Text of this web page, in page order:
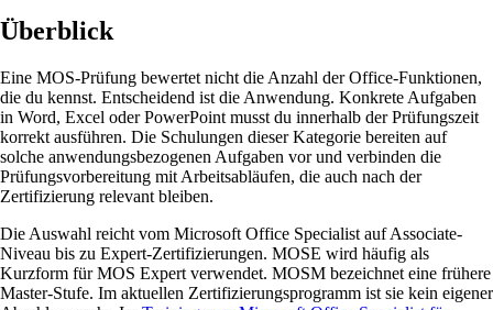
Überblick
Eine MOS-Prüfung bewertet nicht die Anzahl der Office-Funktionen,
die du kennst. Entscheidend ist die Anwendung. Konkrete Aufgaben
in Word, Excel oder PowerPoint musst du innerhalb der Prüfungszeit
korrekt ausführen. Die Schulungen dieser Kategorie bereiten auf
solche anwendungsbezogenen Aufgaben vor und verbinden die
Prüfungsvorbereitung mit Arbeitsabläufen, die auch nach der
Zertifizierung relevant bleiben.
Die Auswahl reicht vom Microsoft Office Specialist auf Associate-
Niveau bis zu Expert-Zertifizierungen. MOSE wird häufig als
Kurzform für MOS Expert verwendet. MOSM bezeichnet eine frühere
Master-Stufe. Im aktuellen Zertifizierungsprogramm ist sie kein eigener